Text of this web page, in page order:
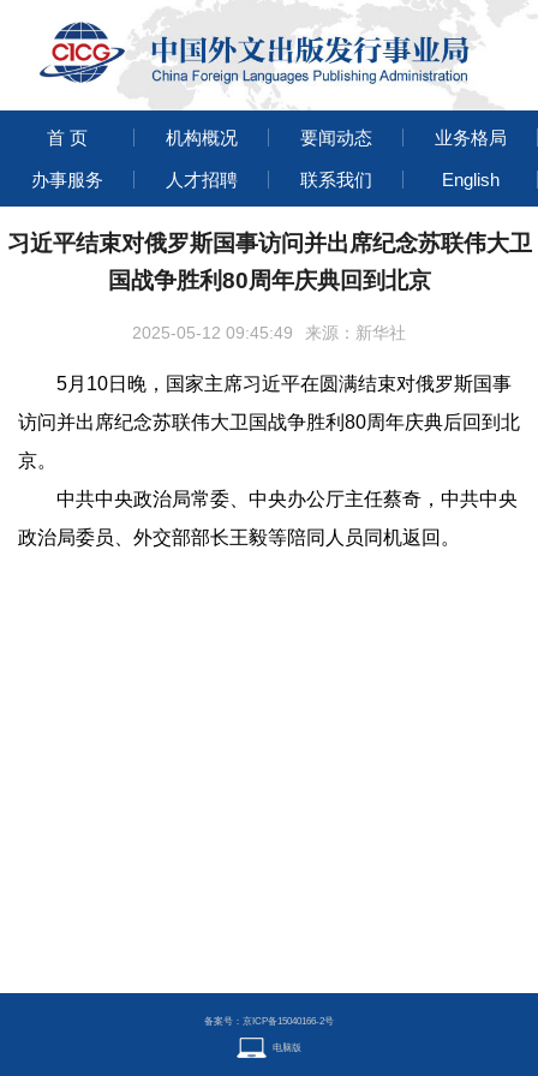
首 页 机构概况 要闻动态 业务格局
办事服务 人才招聘 联系我们 English
习近平结束对俄罗斯国事访问并出席纪念苏联伟大卫
国战争胜利80周年庆典回到北京
2025-05-12 09:45:49 来源：新华社
5月10日晚，国家主席习近平在圆满结束对俄罗斯国事
访问并出席纪念苏联伟大卫国战争胜利80周年庆典后回到北
京。
中共中央政治局常委、中央办公厅主任蔡奇，中共中央
政治局委员、外交部部长王毅等陪同人员同机返回。
备案号：京ICP备15040166-2号
电脑版